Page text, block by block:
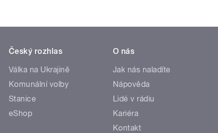
Český rozhlas
Válka na Ukrajině
Komunální volby
Stanice
eShop
O nás
Jak nás naladíte
Nápověda
Lidé v rádiu
Kariéra
Kontakt